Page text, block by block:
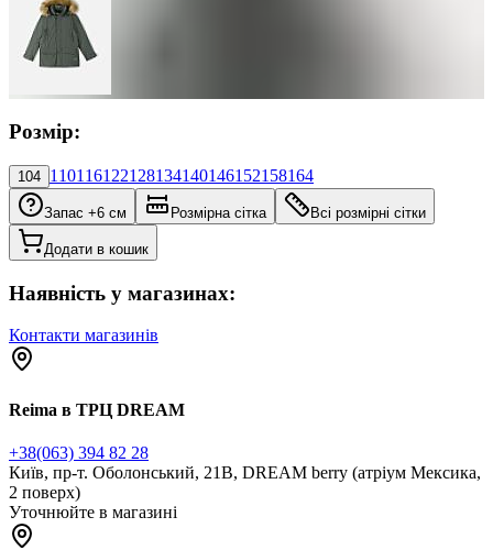
Розмір:
104 110116122128134140146152158164
Запас +6 см Розмірна сітка Всі розмірні сітки
Додати в кошик
Наявність у магазинах:
Контакти магазинів
Reima в ТРЦ DREAM
+38(063) 394 82 28
Київ, пр-т. Оболонський, 21В, DREAM berry (атріум Мексика,
2 поверх)
Уточнюйте в магазині